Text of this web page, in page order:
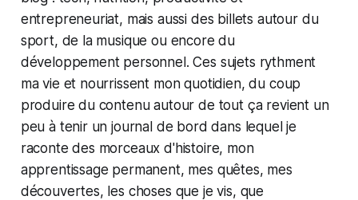
entrepreneuriat, mais aussi des billets autour du
sport, de la musique ou encore du
développement personnel. Ces sujets rythment
ma vie et nourrissent mon quotidien, du coup
produire du contenu autour de tout ça revient un
peu à tenir un journal de bord dans lequel je
raconte des morceaux d'histoire, mon
apprentissage permanent, mes quêtes, mes
découvertes, les choses que je vis, que